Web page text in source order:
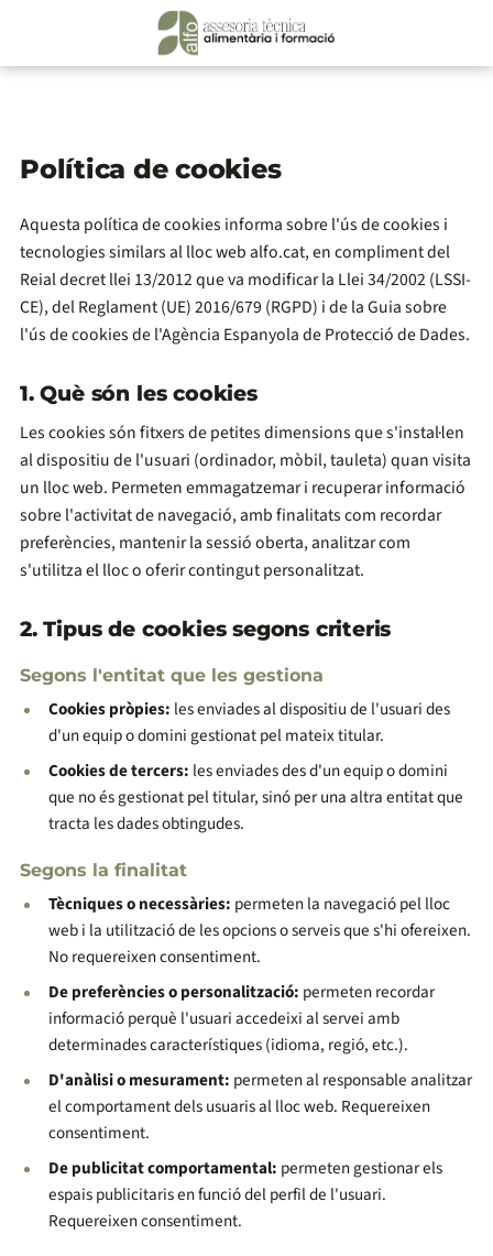
Política de cookies
Aquesta política de cookies informa sobre l'ús de cookies i
tecnologies similars al lloc web alfo.cat, en compliment del
Reial decret llei 13/2012 que va modificar la Llei 34/2002 (LSSI-
CE), del Reglament (UE) 2016/679 (RGPD) i de la Guia sobre
l'ús de cookies de l'Agència Espanyola de Protecció de Dades.
1. Què són les cookies
Les cookies són fitxers de petites dimensions que s'instal·len
al dispositiu de l'usuari (ordinador, mòbil, tauleta) quan visita
un lloc web. Permeten emmagatzemar i recuperar informació
sobre l'activitat de navegació, amb finalitats com recordar
preferències, mantenir la sessió oberta, analitzar com
s'utilitza el lloc o oferir contingut personalitzat.
2. Tipus de cookies segons criteris
Segons l'entitat que les gestiona
Cookies pròpies: les enviades al dispositiu de l'usuari des
d'un equip o domini gestionat pel mateix titular.
Cookies de tercers: les enviades des d'un equip o domini
que no és gestionat pel titular, sinó per una altra entitat que
tracta les dades obtingudes.
Segons la finalitat
Tècniques o necessàries: permeten la navegació pel lloc
web i la utilització de les opcions o serveis que s'hi ofereixen.
No requereixen consentiment.
De preferències o personalització: permeten recordar
informació perquè l'usuari accedeixi al servei amb
determinades característiques (idioma, regió, etc.).
D'anàlisi o mesurament: permeten al responsable analitzar
el comportament dels usuaris al lloc web. Requereixen
consentiment.
De publicitat comportamental: permeten gestionar els
espais publicitaris en funció del perfil de l'usuari.
Requereixen consentiment.